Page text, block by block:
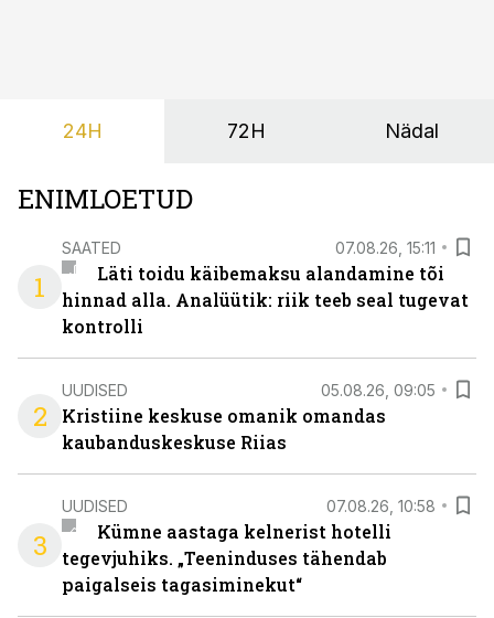
24H 72H Nädal
ENIMLOETUD
1
SAATED 07.08.26, 15:11
Läti toidu käibemaksu alandamine tõi
hinnad alla. Analüütik: riik teeb seal tugevat
kontrolli
2
UUDISED 05.08.26, 09:05
Kristiine keskuse omanik omandas
kaubanduskeskuse Riias
3
UUDISED 07.08.26, 10:58
Kümne aastaga kelnerist hotelli
tegevjuhiks. „Teeninduses tähendab
paigalseis tagasiminekut“